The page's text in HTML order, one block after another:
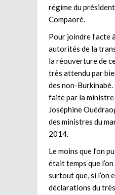
régime du
Compaoré.
Pour joindre l’acte
autorités de la
la réouverture de
très attendu par
des non-Burkinabè.
faite par la ministre
Joséphine
des ministres du
2014.
Le moins que l’on
était temps que
surtout que, si l’on
déclarations du